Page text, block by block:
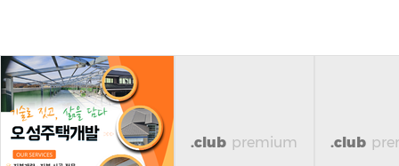
.club premium .club